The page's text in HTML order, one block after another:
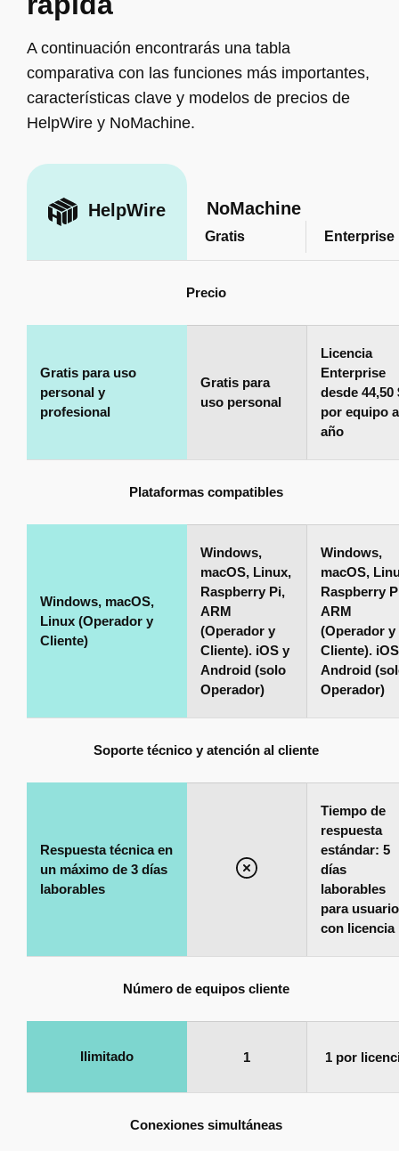
A continuación encontrarás una tabla
comparativa con las funciones más importantes,
características clave y modelos de precios de
HelpWire y NoMachine.
HelpWire NoMachine
Gratis Enterprise
Precio
Gratis para uso
personal y
profesional
Gratis para
uso personal
Licencia
Enterprise
desde 44,50
por equipo
año
Plataformas compatibles
Windows, macOS,
Linux (Operador y
Cliente)
Windows,
macOS, Linux,
Raspberry Pi,
ARM
(Operador y
Cliente). iOS y
Android (solo
Operador)
Windows,
macOS,
Raspberry
ARM
(Operador y
Cliente).
Android
Operador)
Soporte técnico y atención al cliente
Respuesta técnica en
un máximo de 3 días
laborables
Tiempo de
respuesta
estándar: 5
días
laborables
para
con licencia
Número de equipos cliente
Ilimitado 1 1 por
Conexiones simultáneas